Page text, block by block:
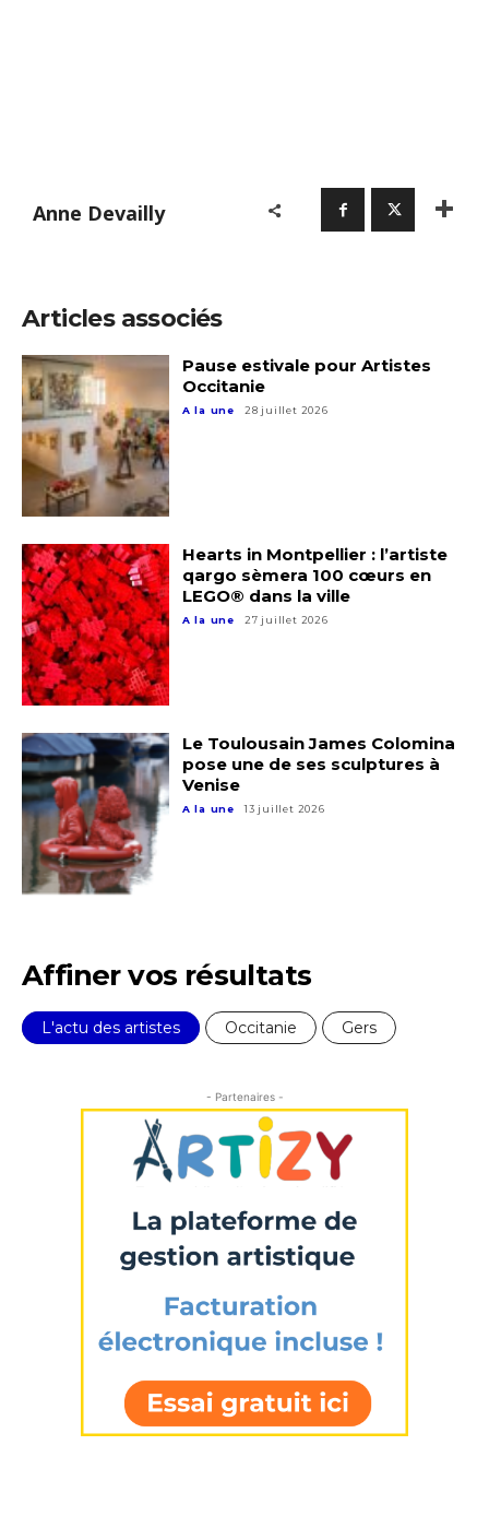
Adresse email*
Nom
Prénom
J'accepte lestermes et conditions
* Champ obligatoire
Nom
Statut / Organisation
Anne Devailly
Articles associés
Pause estivale pour Artistes
Occitanie
A la une 28 juillet 2026
Hearts in Montpellier : l’artiste
qargo sèmera 100 cœurs en
LEGO® dans la ville
A la une 27 juillet 2026
Le Toulousain James Colomina
pose une de ses sculptures à
Venise
A la une 13 juillet 2026
Affiner vos résultats
L'actu des artistes Occitanie Gers
- Partenaires -